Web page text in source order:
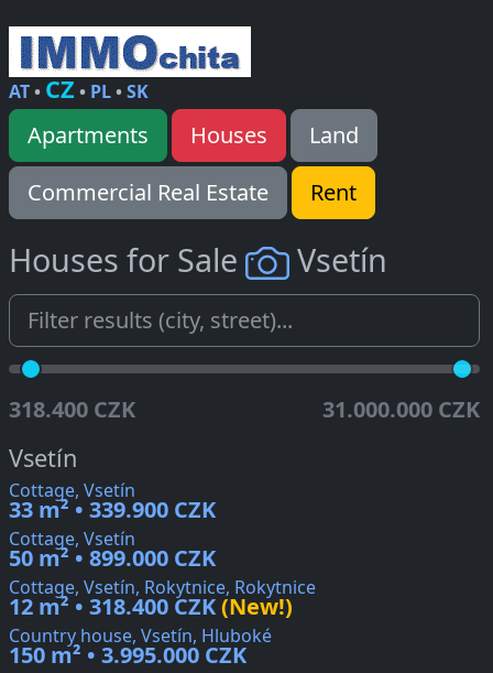
AT• CZ • PL•SK
Apartments Houses
Land
Commercial Real Estate
Rent
Houses for Sale Vsetín
318.400 CZK 31.000.000 CZK
Vsetín
Cottage, Vsetín
33 m² • 339.900 CZK
Cottage, Vsetín
50 m² • 899.000 CZK
Cottage, Vsetín, Rokytnice, Rokytnice
12 m² • 318.400 CZK(New!)
Country house, Vsetín, Hluboké
150 m² • 3.995.000 CZK